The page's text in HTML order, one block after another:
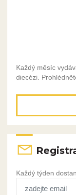
Každý měsíc
diecézi.
Každý týden